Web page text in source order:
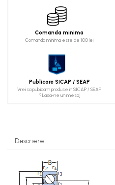
Comanda minima
Comanda minima este de 100 lei
Publicare SICAP / SEAP
Vrei sa publicam produse in SICAP / SEAP
? Lasa-ne un mesaj
Descriere